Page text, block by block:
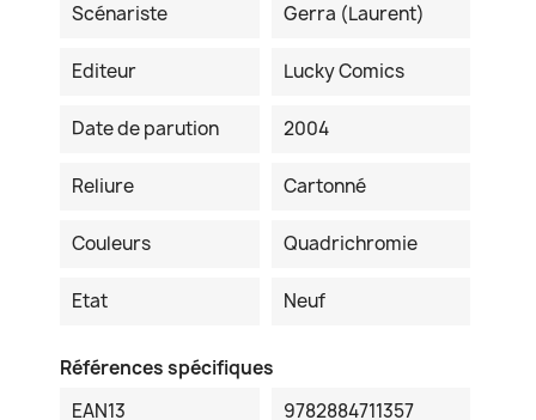
Scénariste Gerra (Laurent)
Editeur Lucky Comics
Date de parution 2004
Reliure Cartonné
Couleurs Quadrichromie
Etat Neuf
Références spécifiques
EAN13
9782884711357